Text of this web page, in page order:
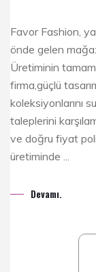
Favor Fashion,
önde gelen
Üretiminin
firma,güçlü
koleksiyonlarını
taleplerini
ve doğru fiyat
üretiminde ...
Devamı.